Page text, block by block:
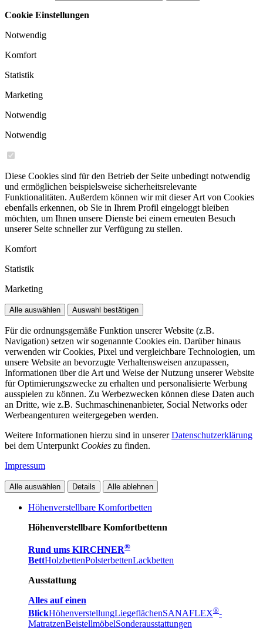
Cookie Einstellungen
Notwendig
Komfort
Statistik
Marketing
Notwendig
Notwendig
Diese Cookies sind für den Betrieb der Seite unbedingt notwendig
und ermöglichen beispielsweise sicherheitsrelevante
Funktionalitäten. Außerdem können wir mit dieser Art von Cookies
ebenfalls erkennen, ob Sie in Ihrem Profil eingeloggt bleiben
möchten, um Ihnen unsere Dienste bei einem erneuten Besuch
unserer Seite schneller zur Verfügung zu stellen.
Komfort
Statistik
Marketing
Alle auswählen Auswahl bestätigen
Für die ordnungsgemäße Funktion unserer Website (z.B.
Navigation) setzen wir sogenannte Cookies ein. Darüber hinaus
verwenden wir Cookies, Pixel und vergleichbare Technologien, um
unsere Website an bevorzugte Verhaltensweisen anzupassen,
Informationen über die Art und Weise der Nutzung unserer Website
für Optimierungszwecke zu erhalten und personalisierte Werbung
ausspielen zu können. Zu Werbezwecken können diese Daten auch
an Dritte, wie z.B. Suchmaschinenanbieter, Social Networks oder
Werbeangenturen weitergegeben werden.
Weitere Informationen hierzu sind in unsererDatenschutzerklärung
bei dem Unterpunkt Cookies zu finden.
Impressum
Alle auswählen Details Alle ablehnen
Höhenverstellbare Komfortbetten
Höhenverstellbare Komfortbettenn
Rund ums KIRCHNER®
BettHolzbettenPolsterbettenLackbetten
Ausstattung
Alles auf einen
BlickHöhenverstellungLiegeflächenSANAFLEX®-
MatratzenBeistellmöbelSonderausstattungen